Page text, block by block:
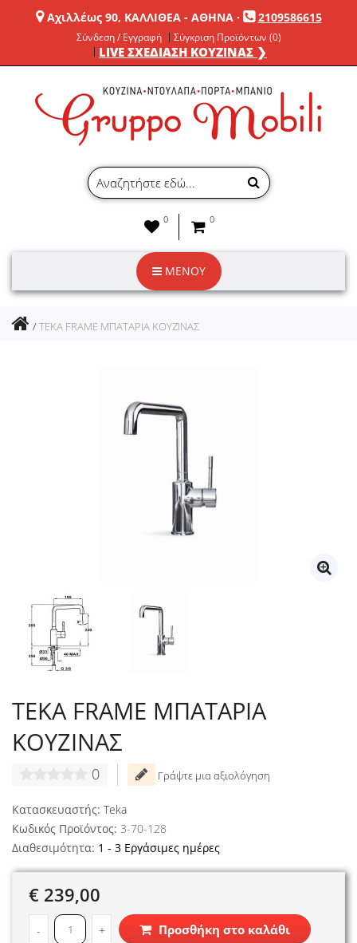
Αχιλλέως 90, ΚΑΛΛΙΘΕΑ - ΑΘΗΝΑ· 2109586615
Σύνδεση / Εγγραφή Σύγκριση Προϊόντων (0)
LIVE ΣΧΕΔΙΑΣΗ ΚΟΥΖΙΝΑΣ ❯
0 0
ΜΕΝΟΥ
TEKA FRAME ΜΠΑΤΑΡΙΑ ΚΟΥΖΙΝΑΣ
TEKA FRAME ΜΠΑΤΑΡΙΑ
ΚΟΥΖΙΝΑΣ
0 Γράψτε μια αξιολόγηση
Κατασκευαστής: Teka
Κωδικός Προϊόντος: 3-70-128
Διαθεσιμότητα: 1 - 3 Εργάσιμες ημέρες
€ 239,00
- + Προσθήκη στο καλάθι